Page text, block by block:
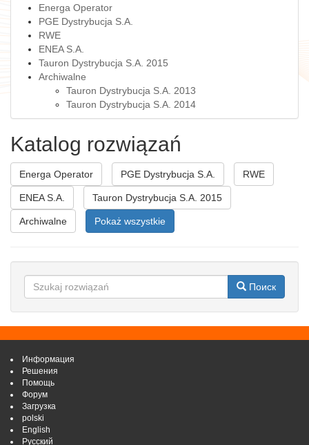
Energa Operator
PGE Dystrybucja S.A.
RWE
ENEA S.A.
Tauron Dystrybucja S.A. 2015
Archiwalne
Tauron Dystrybucja S.A. 2013
Tauron Dystrybucja S.A. 2014
Katalog rozwiązań
Energa Operator PGE Dystrybucja S.A. RWE
ENEA S.A. Tauron Dystrybucja S.A. 2015
Archiwalne Pokaż wszystkie
Поиск
Информация
Решения
Помощь
Форум
Загрузка
polski
English
Русский